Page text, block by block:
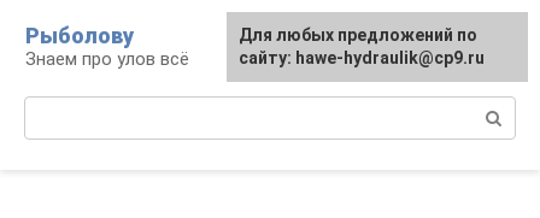
контенту
Рыболову
Знаем про улов всё
Для любых предложений по
сайту: hawe-hydraulik@cp9.ru